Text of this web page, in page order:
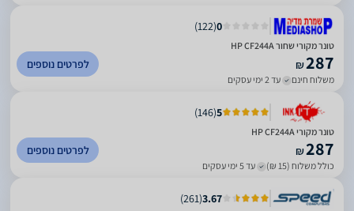
0
(
122
)
טונר מקורי שחור HP CF244A
₪287
משלוח חינם עד 2 ימי עסקים
לפרטים נוספים
5
(
146
)
טונר מקורי HP CF244A
₪287
כולל משלוח (15 ₪) עד 5 ימי עסקים
לפרטים נוספים
3.67
(
261
)